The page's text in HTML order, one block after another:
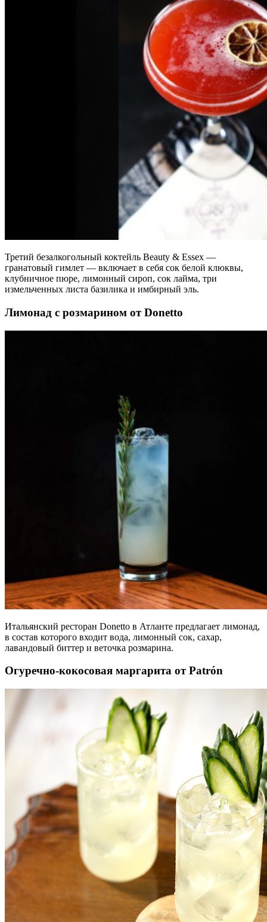
Третий безалкогольный коктейль Beauty & Essex —
гранатовый гимлет — включает в себя сок белой клюквы,
клубничное пюре, лимонный сироп, сок лайма, три
измельченных листа базилика и имбирный эль.
Лимонад с розмарином от Donetto
Итальянский ресторан Donetto в Атланте предлагает лимонад,
в состав которого входит вода, лимонный сок, сахар,
лавандовый биттер и веточка розмарина.
Огуречно-кокосовая маргарита от Patrón